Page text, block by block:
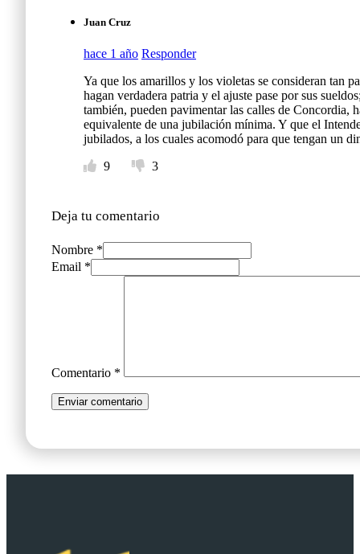
Juan Cruz
hace 1 año Responder
Ya que los amarillos y los violetas se consideran tan
hagan verdadera patria y el ajuste pase por sus
también, pueden pavimentar las calles de Concordia,
equivalente de una jubilación mínima. Y que el
jubilados, a los cuales acomodó para que tengan un
9
3
Deja tu comentario
Nombre *
Email *
Comentario *